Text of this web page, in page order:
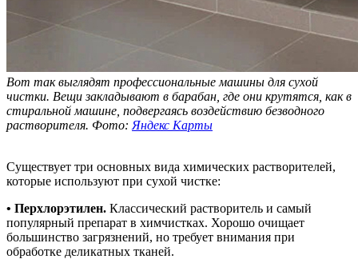
Вот так выглядят профессиональные машины для сухой
чистки. Вещи закладывают в барабан, где они крутятся, как в
стиральной машине, подвергаясь воздействию безводного
растворителя. Фото: Яндекс Карты
Существует три основных вида химических растворителей,
которые используют при сухой чистке:
• Перхлорэтилен. Классический растворитель и самый
популярный препарат в химчистках. Хорошо очищает
большинство загрязнений, но требует внимания при
обработке деликатных тканей.